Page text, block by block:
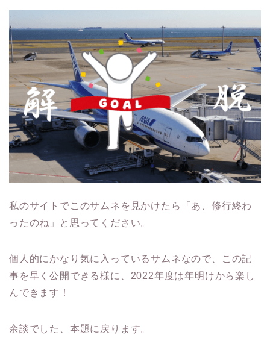
私のサイトでこのサムネを見かけたら「あ、修行終わ
ったのね」と思ってください。
個人的にかなり気に入っているサムネなので、この記
事を早く公開できる様に、2022年度は年明けから楽し
んできます！
余談でした、本題に戻ります。